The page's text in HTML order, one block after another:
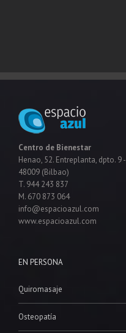
Centro de Bienestar
Henao, 52. Entreplanta, dpto. 9 -
48009 (Bilbao)
T. 944 243 837
M. 670 873 064
info@espacioazul.com
www.espacioazul.com
EN PERSONA
Quiromasaje
Osteopatía